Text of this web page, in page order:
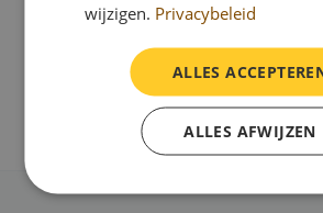
wijzigen. Privacybeleid
ALLES
ALLES AFWIJZEN